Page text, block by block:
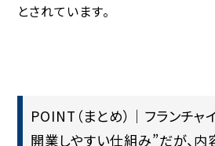
とされています。
POINT（まとめ）｜フランチ
開業しやすい仕組み”だが、